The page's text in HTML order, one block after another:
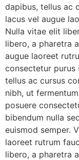
dapibus, tellus ac
lacus vel augue
Nulla vitae elit
libero, a pharetra
augue laoreet
consectetur purus
tellus ac cursus
nibh, ut
posuere
bibendum nulla
euismod semper.
laoreet rutrum
libero, a pharetra